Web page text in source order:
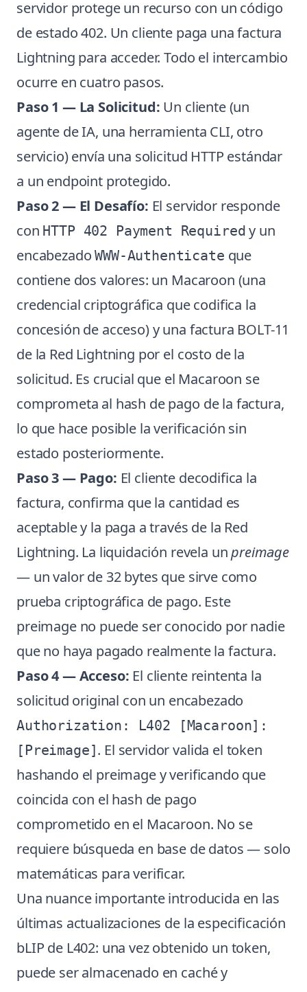
servidor protege un recurso con un código
de estado 402. Un cliente paga una factura
Lightning para acceder. Todo el intercambio
ocurre en cuatro pasos.
Paso 1 — La Solicitud: Un cliente (un
agente de IA, una herramienta CLI, otro
servicio) envía una solicitud HTTP estándar
a un endpoint protegido.
Paso 2 — El Desafío: El servidor responde
con HTTP 402 Payment Required y un
encabezadoWWW-Authenticate que
contiene dos valores: un Macaroon (una
credencial criptográfica que codifica la
concesión de acceso) y una factura BOLT-11
de la Red Lightning por el costo de la
solicitud. Es crucial que el Macaroon se
comprometa al hash de pago de la factura,
lo que hace posible la verificación sin
estado posteriormente.
Paso 3 — Pago: El cliente decodifica la
factura, confirma que la cantidad es
aceptable y la paga a través de la Red
Lightning. La liquidación revela unpreimage
— un valor de 32 bytes que sirve como
prueba criptográfica de pago. Este
preimage no puede ser conocido por nadie
que no haya pagado realmente la factura.
Paso 4 — Acceso: El cliente reintenta la
solicitud original con un encabezado
Authorization: L402 [Macaroon]:
[Preimage]. El servidor valida el token
hashando el preimage y verificando que
coincida con el hash de pago
comprometido en el Macaroon. No se
requiere búsqueda en base de datos — solo
matemáticas para verificar.
Una nuance importante introducida en las
últimas actualizaciones de la especificación
bLIP de L402: una vez obtenido un token,
puede ser almacenado en caché y